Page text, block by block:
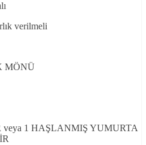
verilmeli
MÖNÜ
1 HAŞLANMIŞ YUMURTA